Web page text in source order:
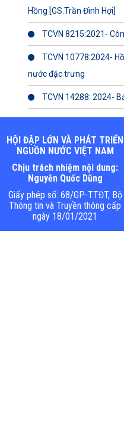
Hồng [GS.Trần Đình Hợi]
TCVN 8215:2021-
TCVN 10778:2024-
nước đặc trưng
TCVN 14288: 2024-
HỘI ĐẬP LỚN VÀ PHÁT TRIỂN
NGUỒN NƯỚC VIỆT NAM
Chịu trách nhiệm nội dung:
Nguyễn Quốc Dũng
Giấy phép số: 68/GP-TTĐT, Bộ
Thông tin và Truyền thông cấp
ngày 18/01/2021